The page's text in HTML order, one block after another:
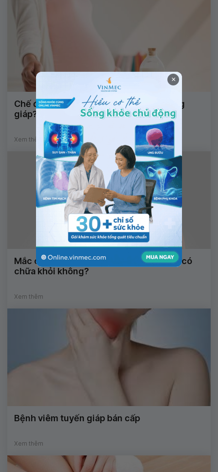
Chế độ dinh dưỡng cho mẹ bầu bị cường
giáp?
Xem thêm
Mắc cường giáp chuyển thành suy giáp có
chữa khỏi không?
Xem thêm
Bệnh viêm tuyến giáp bán cấp
Xem thêm
×